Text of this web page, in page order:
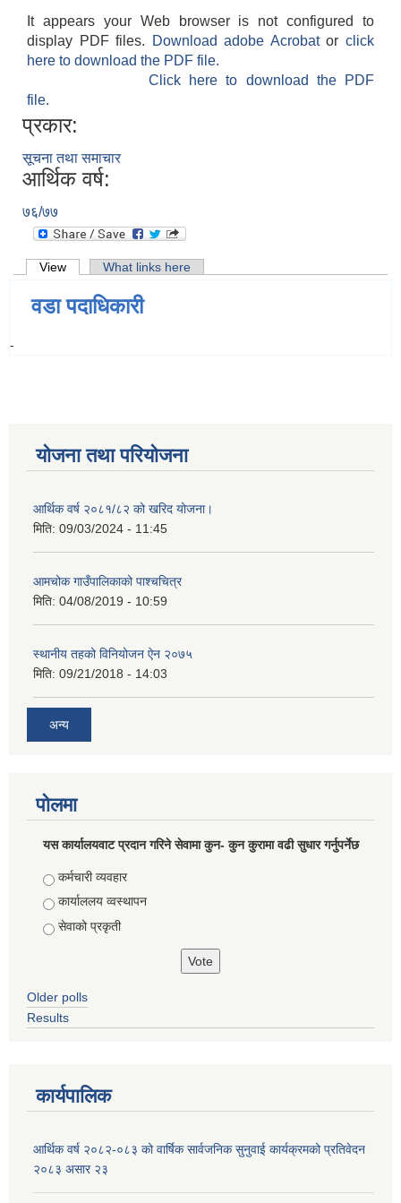
It appears your Web browser is not configured to
display PDF files.
Download adobe Acrobatorclick
here to download the PDF file.
Click here to download the PDF
file.
प्रकार:
सूचना तथा समाचार
आर्थिक वर्ष:
७६/७७
Primary tabs
View (active tab)What links here
वडा पदाधिकारी
-
योजना तथा परियोजना
आर्थिक वर्ष २०८१/८२ को खरिद योजना।
मिति: 09/03/2024 - 11:45
आमचोक गाउँपालिकाको पाश्चचित्र
मिति: 04/08/2019 - 10:59
स्थानीय तहको विनियोजन ऐन २०७५
मिति: 09/21/2018 - 14:03
अन्य
पोलमा
यस कार्यालयवाट प्रदान गरिने सेवामा कुन- कुन कुरामा वढी सुधार गर्नुपर्नेछ
Choices
कर्मचारी व्यवहार
कार्याललय व्वस्थापन
सेवाको प्रकृती
Older polls
Results
कार्यपालिक
आर्थिक वर्ष २०८२-०८३ को वार्षिक सार्वजनिक सुनुवाई कार्यक्रमको प्रतिवेदन
२०८३ असार २३